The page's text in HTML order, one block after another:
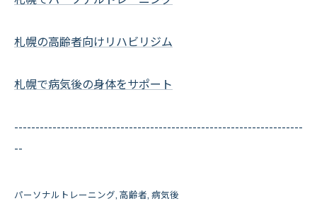
札幌の高齢者向けリハビリジム
札幌で病気後の身体をサポート
--------------------------------------------------------------------
--
パーソナルトレーニング 高齢者 病気後